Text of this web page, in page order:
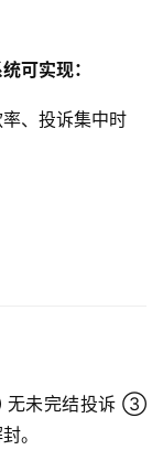
可实现：
、投诉集中时
无未完结投诉 ③
。